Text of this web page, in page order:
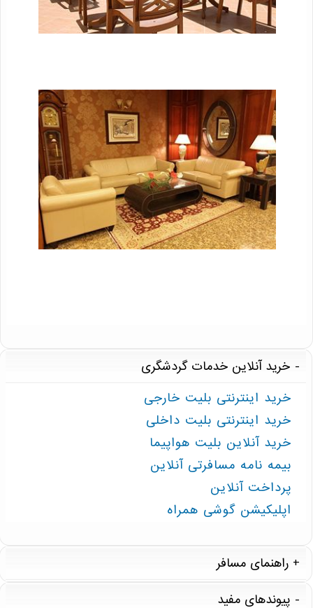
خرید آنلاین خدمات گردشگری
خرید اینترنتی بلیت خارجی
خرید اینترنتی بلیت داخلی
خرید آنلاین بلیت هواپیما
بیمه نامه مسافرتی آنلاین
پرداخت آنلاین
اپلیکیشن گوشی همراه
راهنمای مسافر
پیوندهای مفید